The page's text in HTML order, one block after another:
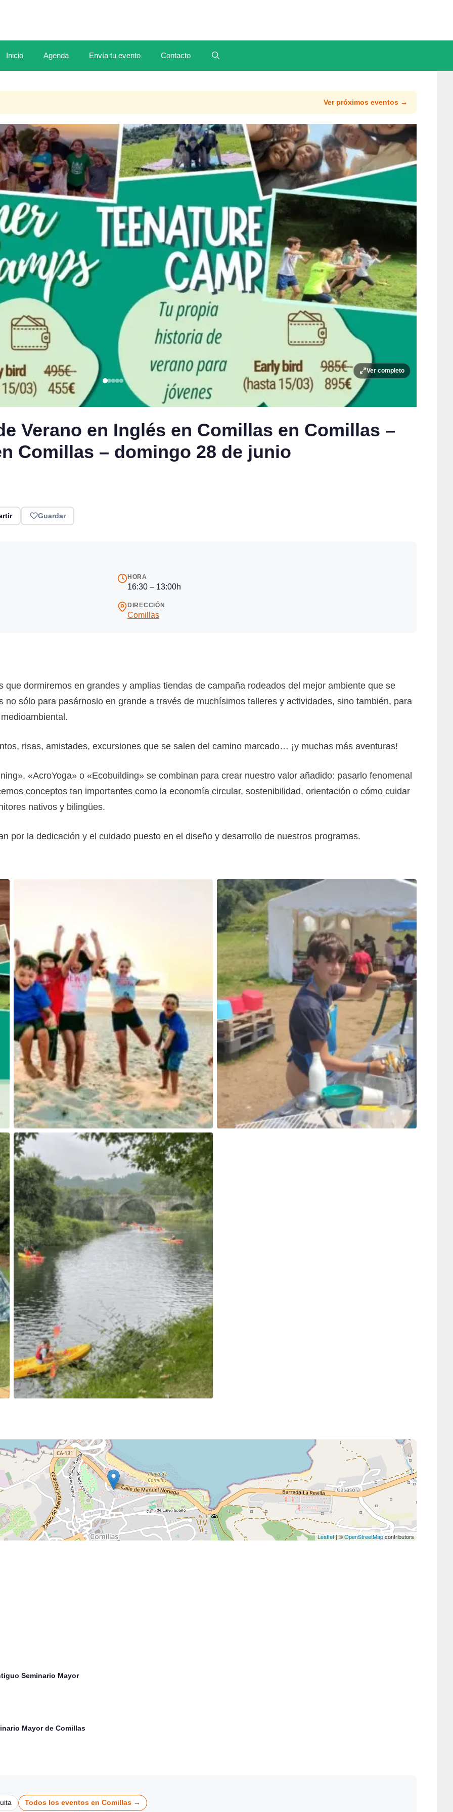
Inicio Agenda Envía tu evento Contacto
Ver próximos eventos →
Ver completo
Verano en Inglés en Comillas en Comillas –
Comillas – domingo 28 de junio
Guardar
HORA
16:30 – 13:00h
DIRECCIÓN
Comillas
dormiremos en grandes y amplias tiendas de campaña rodeados del mejor ambiente que se
sólo para pasárnoslo en grande a través de muchísimos talleres y actividades, sino también, para
risas, amistades, excursiones que se salen del camino marcado… ¡y muchas más aventuras!
«AcroYoga» o «Ecobuilding» se combinan para crear nuestro valor añadido: pasarlo fenomenal
conceptos tan importantes como la economía circular, sostenibilidad, orientación o cómo cuidar
nativos y bilingües.
por la dedicación y el cuidado puesto en el diseño y desarrollo de nuestros programas.
Leaflet| ©OpenStreetMapcontributors
Seminario Mayor
Mayor de Comillas
Todos los eventos en Comillas →